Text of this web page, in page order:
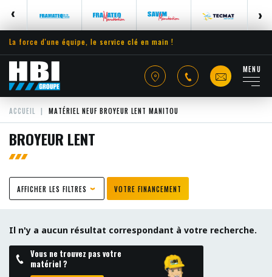
La force d'une équipe, le service clé en main !
MENU
ACCUEIL MATÉRIEL NEUF BROYEUR LENT MANITOU
BROYEUR LENT
AFFICHER LES FILTRES VOTRE FINANCEMENT
Il n'y a aucun résultat correspondant à votre recherche.
Vous ne trouvez pas votre
matériel ?